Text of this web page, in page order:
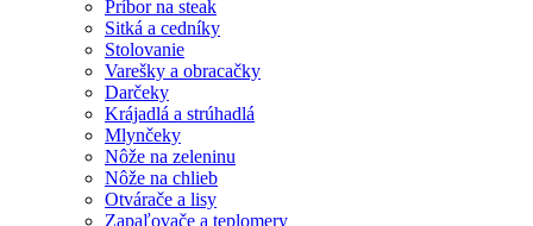
Príbor na steak
Sitká a cedníky
Stolovanie
Varešky a obracačky
Darčeky
Krájadlá a strúhadlá
Mlynčeky
Nôže na zeleninu
Nôže na chlieb
Otvárače a lisy
Zapaľovače a teplomery